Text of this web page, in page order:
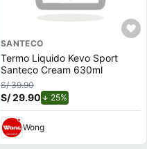
SANTECO
Termo Liquido Kevo Sport
Santeco Cream 630ml
S/ 39.90
S/ 29.90 25%
Wong